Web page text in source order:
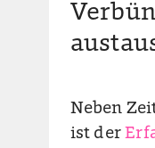
Neben
ist der